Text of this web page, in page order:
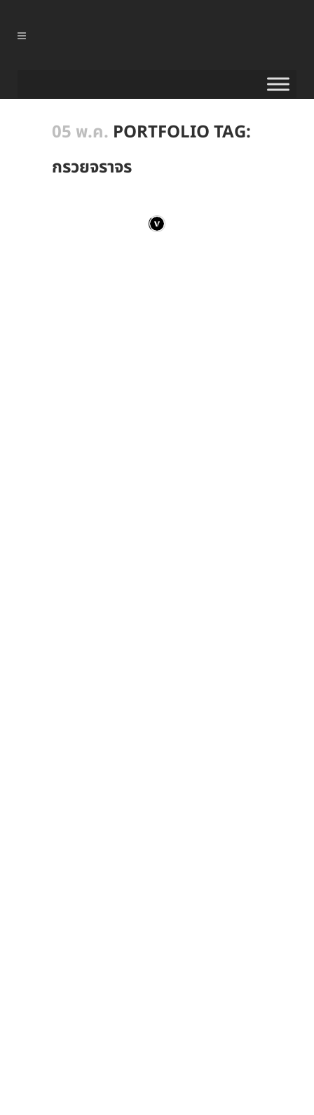
05 พ.ค. PORTFOLIO TAG:
กรวยจราจร